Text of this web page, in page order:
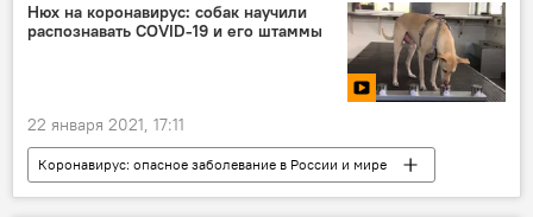
Нюх на коронавирус: собак научили
распознавать COVID-19 и его штаммы
22 января 2021, 17:11
Коронавирус: опасное заболевание в России и мире
Видео
собаки
коронавирус